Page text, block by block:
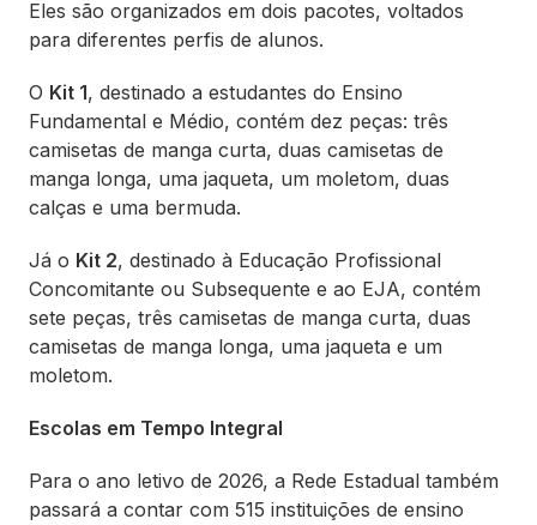
Eles são organizados em dois pacotes, voltados
para diferentes perfis de alunos.
O Kit 1, destinado a estudantes do Ensino
Fundamental e Médio, contém dez peças: três
camisetas de manga curta, duas camisetas de
manga longa, uma jaqueta, um moletom, duas
calças e uma bermuda.
Já o Kit 2, destinado à Educação Profissional
Concomitante ou Subsequente e ao EJA, contém
sete peças, três camisetas de manga curta, duas
camisetas de manga longa, uma jaqueta e um
moletom.
Escolas em Tempo Integral
Para o ano letivo de 2026, a Rede Estadual também
passará a contar com 515 instituições de ensino